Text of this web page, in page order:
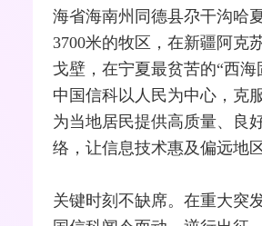
海省海南州同德县尕干沟哈
3700米的牧区，在新疆阿克
戈壁，在宁夏最贫苦的“西
中国信科以人民为中心，克
为当地居民提供高质量、良
络，让信息技术惠及偏远地
关键时刻不缺席。在重大突